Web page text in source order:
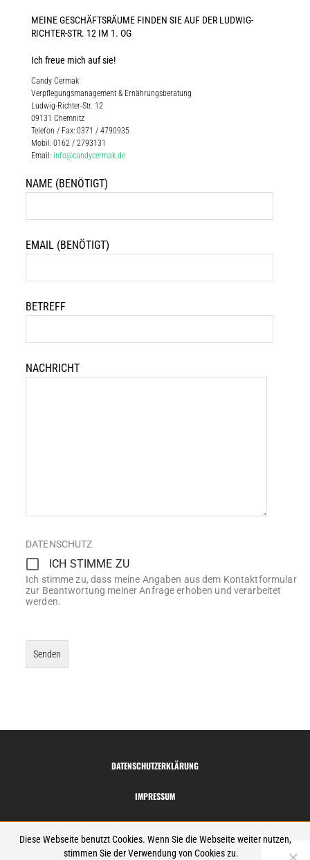
MEINE GESCHÄFTSRÄUME FINDEN SIE AUF DER LUDWIG-
RICHTER-STR. 12 IM 1. OG
Ich freue mich auf sie!
Candy Cermak
Verpflegungsmanagement & Ernährungsberatung
Ludwig-Richter-Str. 12
09131 Chemnitz
Telefon / Fax: 0371 / 4790935
Mobil: 0162 / 2793131
Email: info@candycermak.de
NAME (BENÖTIGT)
EMAIL (BENÖTIGT)
BETREFF
NACHRICHT
DATENSCHUTZ
ICH STIMME ZU
Ich stimme zu, dass meine Angaben aus dem Kontaktformular
zur Beantwortung meiner Anfrage erhoben und verarbeitet
werden.
DATENSCHUTZERKLÄRUNG
IMPRESSUM
Made with♥by MARXMAID
Diese Webseite benutzt Cookies. Wenn Sie die Webseite weiter nutzen,
stimmen Sie der Verwendung von Cookies zu.